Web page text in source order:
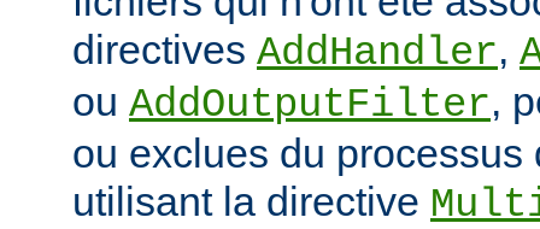
directives AddHandler,
ou AddOutputFilter,
ou exclues du processus
utilisant la directive